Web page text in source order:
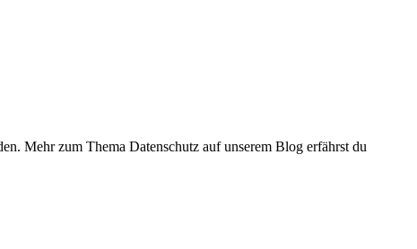
Mehr zum Thema Datenschutz auf unserem Blog erfährst du